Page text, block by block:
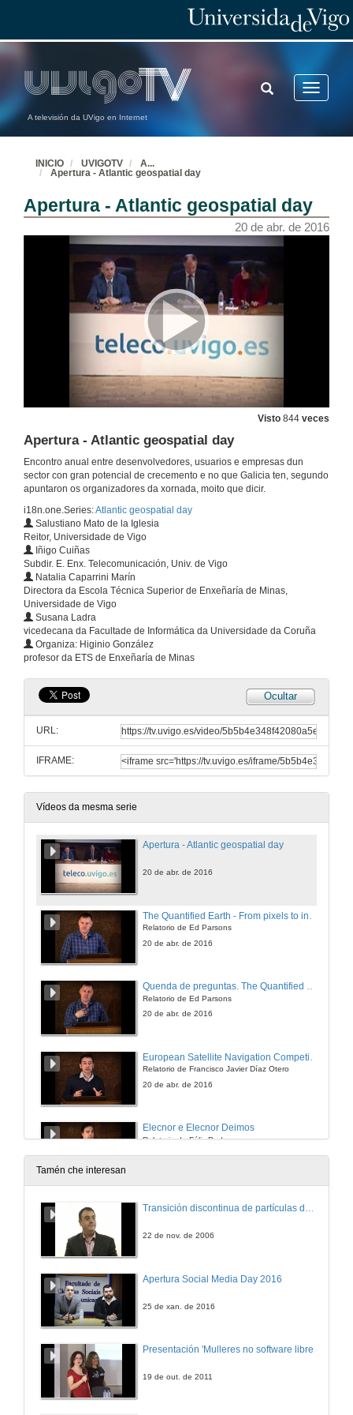
A televisión da UVigo en Internet
Toggle
TOGGLE
SEARCH
INICIO UVIGOTV A...
Apertura - Atlantic geospatial day
Apertura - Atlantic geospatial day
20 de abr. de 2016
Visto 844 veces
Apertura - Atlantic geospatial day
Encontro anual entre desenvolvedores, usuarios e empresas dun
sector con gran potencial de crecemento e no que Galicia ten, segundo
apuntaron os organizadores da xornada, moito que dicir.
i18n.one.Series:Atlantic geospatial day
Salustiano Mato de la Iglesia
Reitor, Universidade de Vigo
Iñigo Cuiñas
Subdir. E. Enx. Telecomunicación, Univ. de Vigo
Natalia Caparrini Marín
Directora da Escola Técnica Superior de Enxeñaría de Minas,
Universidade de Vigo
Susana Ladra
vicedecana da Facultade de Informática da Universidade da Coruña
Organiza: Higinio González
profesor da ETS de Enxeñaría de Minas
Ocultar
URL:
IFRAME:
Vídeos da mesma serie
Apertura - Atlantic geospatial day
20 de abr. de 2016
Relatorio de Ed Parsons
20 de abr. de 2016
Quenda de preguntas. The Quantified Earth
Relatorio de Ed Parsons
20 de abr. de 2016
Relatorio de Francisco Javier Díaz Otero
20 de abr. de 2016
Elecnor e Elecnor Deimos
Relatorio de Félix Pedrera
20 de abr. de 2016
Relatorio de Félix Pedrera
Relatorio de Laura Abuja Conde
Relatorio de Laura Abuja Conde
Tamén che interesan
Transición discontinua de partículas de microgel termosensible
22 de nov. de 2006
Apertura Social Media Day 2016
25 de xan. de 2016
Presentación 'Mulleres no software libre'
19 de out. de 2011